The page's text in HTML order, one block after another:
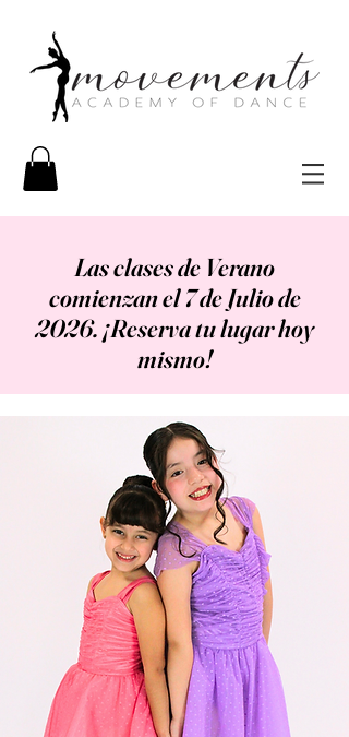
Las clases de Verano
comienzan el 7 de Julio de
2026. ¡Reserva tu lugar hoy
mismo!